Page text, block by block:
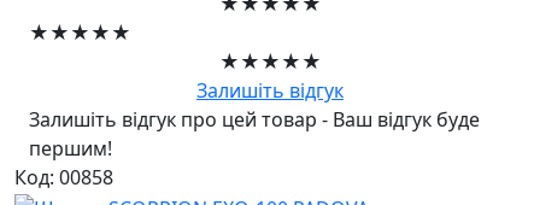
★★★★★
★★★★★
Залишіть відгук
Залишіть відгук про цей товар - Ваш відгук буде
першим!
Код: 00858